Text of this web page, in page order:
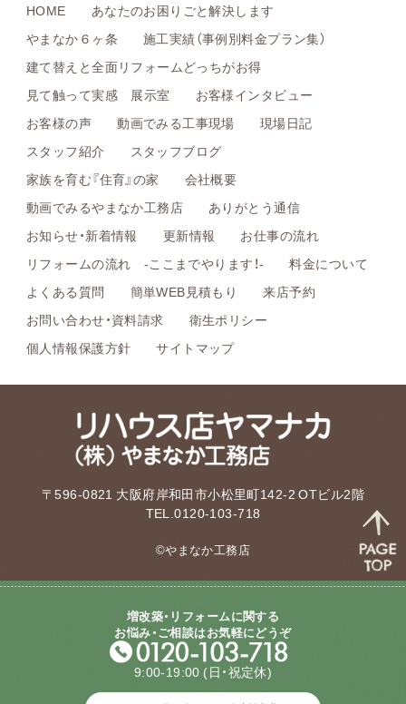
HOME
あなたのお困りごと解決します
やまなか６ヶ条
施工実績（事例別料金プラン集）
建て替えと全面リフォームどっちがお得
見て触って実感 展示室
お客様インタビュー
お客様の声
動画でみる工事現場
現場日記
スタッフ紹介
スタッフブログ
家族を育む『住育』の家
会社概要
動画でみるやまなか工務店
ありがとう通信
お知らせ・新着情報
更新情報
お仕事の流れ
リフォームの流れ -ここまでやります！-
料金について
よくある質問
簡単WEB見積もり
来店予約
お問い合わせ・資料請求
衛生ポリシー
個人情報保護方針
サイトマップ
〒596-0821 大阪府岸和田市小松里町142-2 OTビル2階
TEL.0120-103-718
©やまなか工務店
増改築・リフォームに関する
お悩み・ご相談はお気軽にどうぞ
9:00-19:00 (日・祝定休)